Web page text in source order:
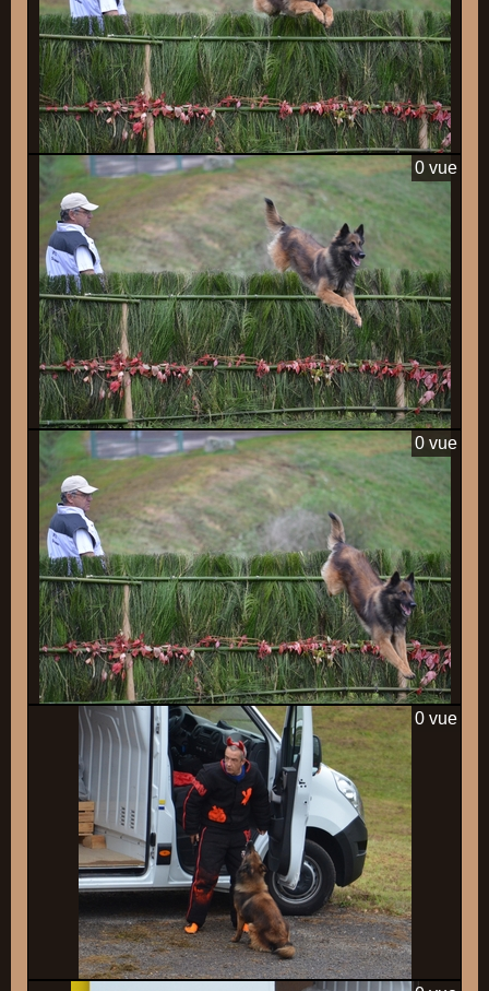
0 vue
0 vue
0 vue